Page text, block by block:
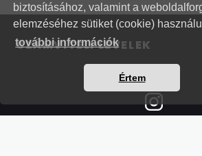
biztosításához, valamint a
elemzéséhez sütiket (cookie)
további információk
Értem
SZÁMVITELI LEVELEK